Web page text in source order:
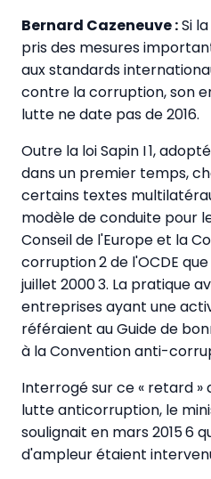
Bernard Cazeneuve :Si
pris des mesures
aux standards
contre la corruption, son
lutte ne date pas de 2016.
Outre la loi Sapin I 1,
dans un premier temps,
certains textes
modèle de conduite pour
Conseil de l'Europe et la
corruption 2 de l'OCDE
juillet 2000 3. La pratique
entreprises ayant une
référaient au Guide de
à la Convention anti-
Interrogé sur ce « retard »
lutte anticorruption, le
soulignait en mars 2015 6
d'ampleur étaient